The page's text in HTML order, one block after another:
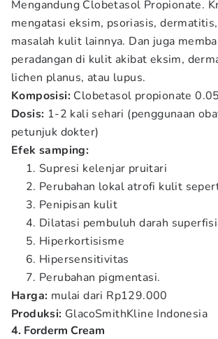
Mengandung Clobetasol Propionate.
mengatasi eksim, psoriasis,
masalah kulit lainnya. Dan juga
peradangan di kulit akibat eksim,
lichen planus, atau lupus.
Komposisi: Clobetasol propionate
Dosis: 1-2 kali sehari (penggunaan
petunjuk dokter)
Efek samping:
Supresi kelenjar pruitari
Perubahan lokal atrofi kulit
Penipisan kulit
Dilatasi pembuluh darah
Hiperkortisisme
Hipersensitivitas
Perubahan pigmentasi.
Harga: mulai dari Rp129.000
Produksi: GlacoSmithKline Indonesia
4. Forderm Cream